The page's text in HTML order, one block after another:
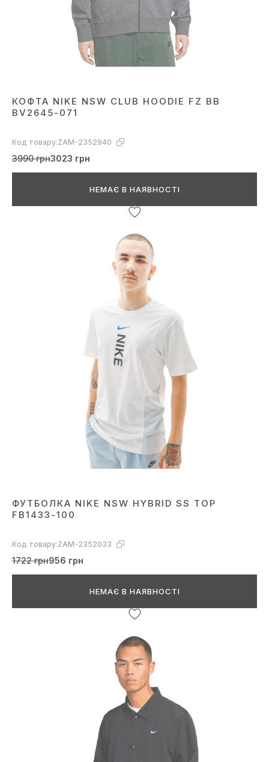
КОФТА NIKE NSW CLUB HOODIE FZ BB
BV2645-071
Код товару:ZAM-2352940
3990 грн3023 грн
НЕМАЄ В НАЯВНОСТІ
ФУТБОЛКА NIKE NSW HYBRID SS TOP
FB1433-100
Код товару:ZAM-2352033
1722 грн956 грн
НЕМАЄ В НАЯВНОСТІ